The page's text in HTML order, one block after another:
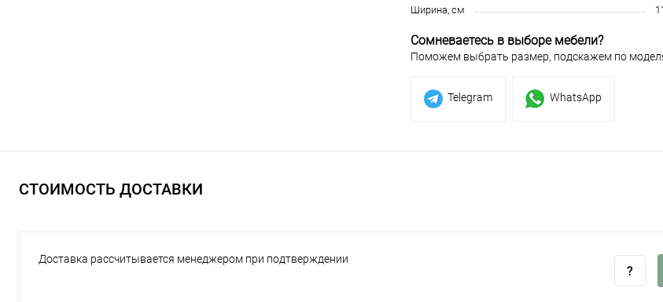
Ширина, см
Сомневаетесь в выборе мебели?
Поможем выбрать размер, подскажем по
Telegram WhatsApp
СТОИМОСТЬ ДОСТАВКИ
Доставка рассчитывается менеджером при подтверждении